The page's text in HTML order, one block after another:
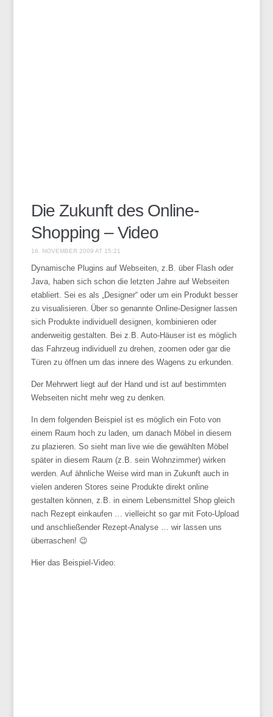
Die Zukunft des Online-
Shopping – Video
16. NOVEMBER 2009 AT 15:21
Dynamische Plugins auf Webseiten, z.B. über Flash oder
Java, haben sich schon die letzten Jahre auf Webseiten
etabliert. Sei es als „Designer“ oder um ein Produkt besser
zu visualisieren. Über so genannte Online-Designer lassen
sich Produkte individuell designen, kombinieren oder
anderweitig gestalten. Bei z.B. Auto-Häuser ist es möglich
das Fahrzeug individuell zu drehen, zoomen oder gar die
Türen zu öffnen um das innere des Wagens zu erkunden.
Der Mehrwert liegt auf der Hand und ist auf bestimmten
Webseiten nicht mehr weg zu denken.
In dem folgenden Beispiel ist es möglich ein Foto von
einem Raum hoch zu laden, um danach Möbel in diesem
zu plazieren. So sieht man live wie die gewählten Möbel
später in diesem Raum (z.B. sein Wohnzimmer) wirken
werden. Auf ähnliche Weise wird man in Zukunft auch in
vielen anderen Stores seine Produkte direkt online
gestalten können, z.B. in einem Lebensmittel Shop gleich
nach Rezept einkaufen … vielleicht so gar mit Foto-Upload
und anschließender Rezept-Analyse … wir lassen uns
überraschen! 😉
Hier das Beispiel-Video: